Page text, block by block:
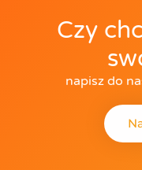
Czy
napisz do